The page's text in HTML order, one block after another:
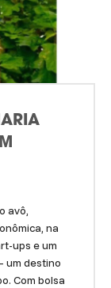
avô,
na
ups e um
um destino
Com bolsa